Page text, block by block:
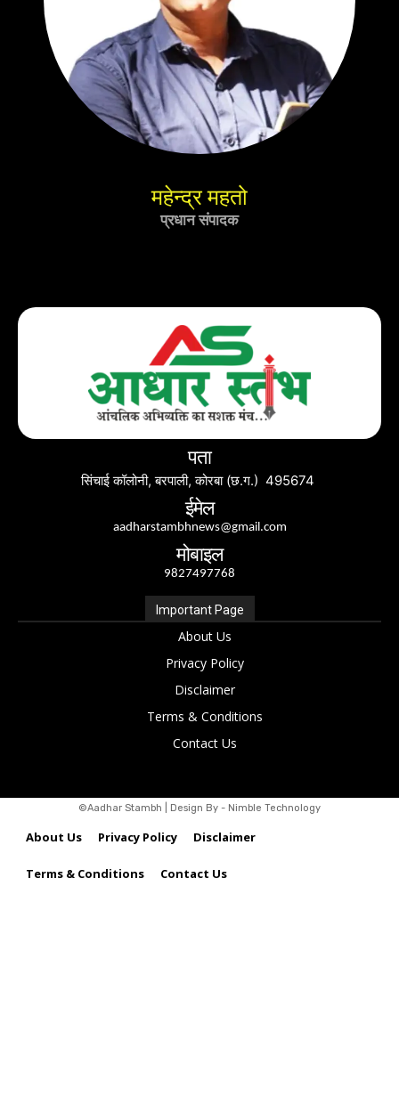
महेन्द्र महतो
प्रधान संपादक
पता
सिंचाई कॉलोनी, बरपाली, कोरबा (छ.ग.) 495674
ईमेल
aadharstambhnews@gmail.com
मोबाइल
9827497768
Important Page
About Us
Privacy Policy
Disclaimer
Terms & Conditions
Contact Us
©Aadhar Stambh | Design By - Nimble Technology
About Us Privacy Policy Disclaimer
Terms & Conditions Contact Us